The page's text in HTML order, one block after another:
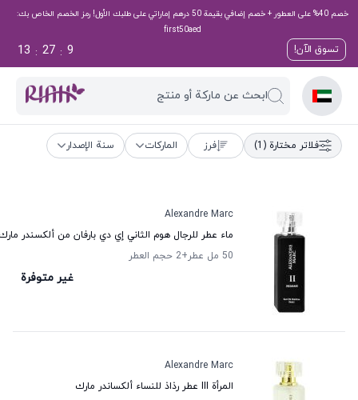
خصم 40% على العطور + خصم إضافي بقيمة 50 درهم إماراتي على طلبك الأول! رمز الخصم الخاص بك:
first50aed
تسوق الآن! 9
:
27
:
13
ابحث عن ماركة أو منتج
فلاتر مختارة (1) فرز الماركات سنة الإصدار
Alexandre Marc
ماء عطر للرجال هوم الثاني إي دي بارفان من ألكسندر
50 مل عطر
+2 حجم العطر
غير متوفرة
Alexandre Marc
المرأة III عطر رذاذ للنساء ألكساندر مارك